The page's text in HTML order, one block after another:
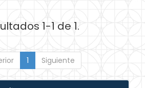
1-1 de 1.
1 Siguiente